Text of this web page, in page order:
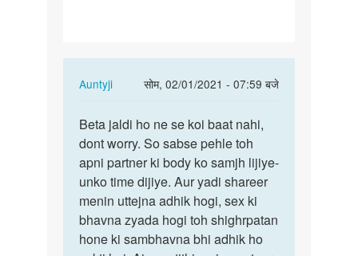
Auntyji
सोम, 02/01/2021 - 07:59 बजे
In
to
Sex
ke
time
mera
dyaan
ling…
Beta
jaldi
ho
ne
se
koi
baat…
Beta jaldi ho ne se koi baat nahi,
dont worry. So sabse pehle toh
apni partner ki body ko samjh lijiye-
unko time dijiye. Aur yadi shareer
menin uttejna adhik hogi, sex ki
bhavna zyada hogi toh shighrpatan
hone ki sambhavna bhi adhik ho